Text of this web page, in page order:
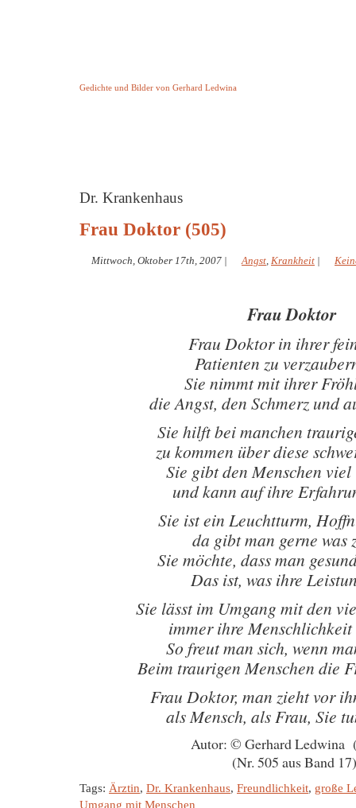
Gedichte und Bilder von Gerhard Ledwina
Dr. Krankenhaus
Frau Doktor (505)
Mittwoch, Oktober 17th, 2007 | Angst, Krankheit |
Frau Doktor
Frau Doktor in ihrer
Patienten zu
Sie nimmt mit ihrer
die Angst, den Schmerz und
Sie hilft bei manchen
zu kommen über diese
Sie gibt den Menschen viel
und kann auf ihre
Sie ist ein Leuchtturm,
da gibt man gerne was
Sie möchte, dass man
Das ist, was ihre
Sie lässt im Umgang mit den
immer ihre Menschlichkeit
So freut man sich, wenn
Beim traurigen Menschen die
Frau Doktor, man zieht vor
als Mensch, als Frau, Sie
Autor: © Gerhard Ledwina
(Nr. 505 aus Band 17)
Tags: Ärztin, Dr. Krankenhaus, Freundlichkeit, große
Umgang mit Menschen